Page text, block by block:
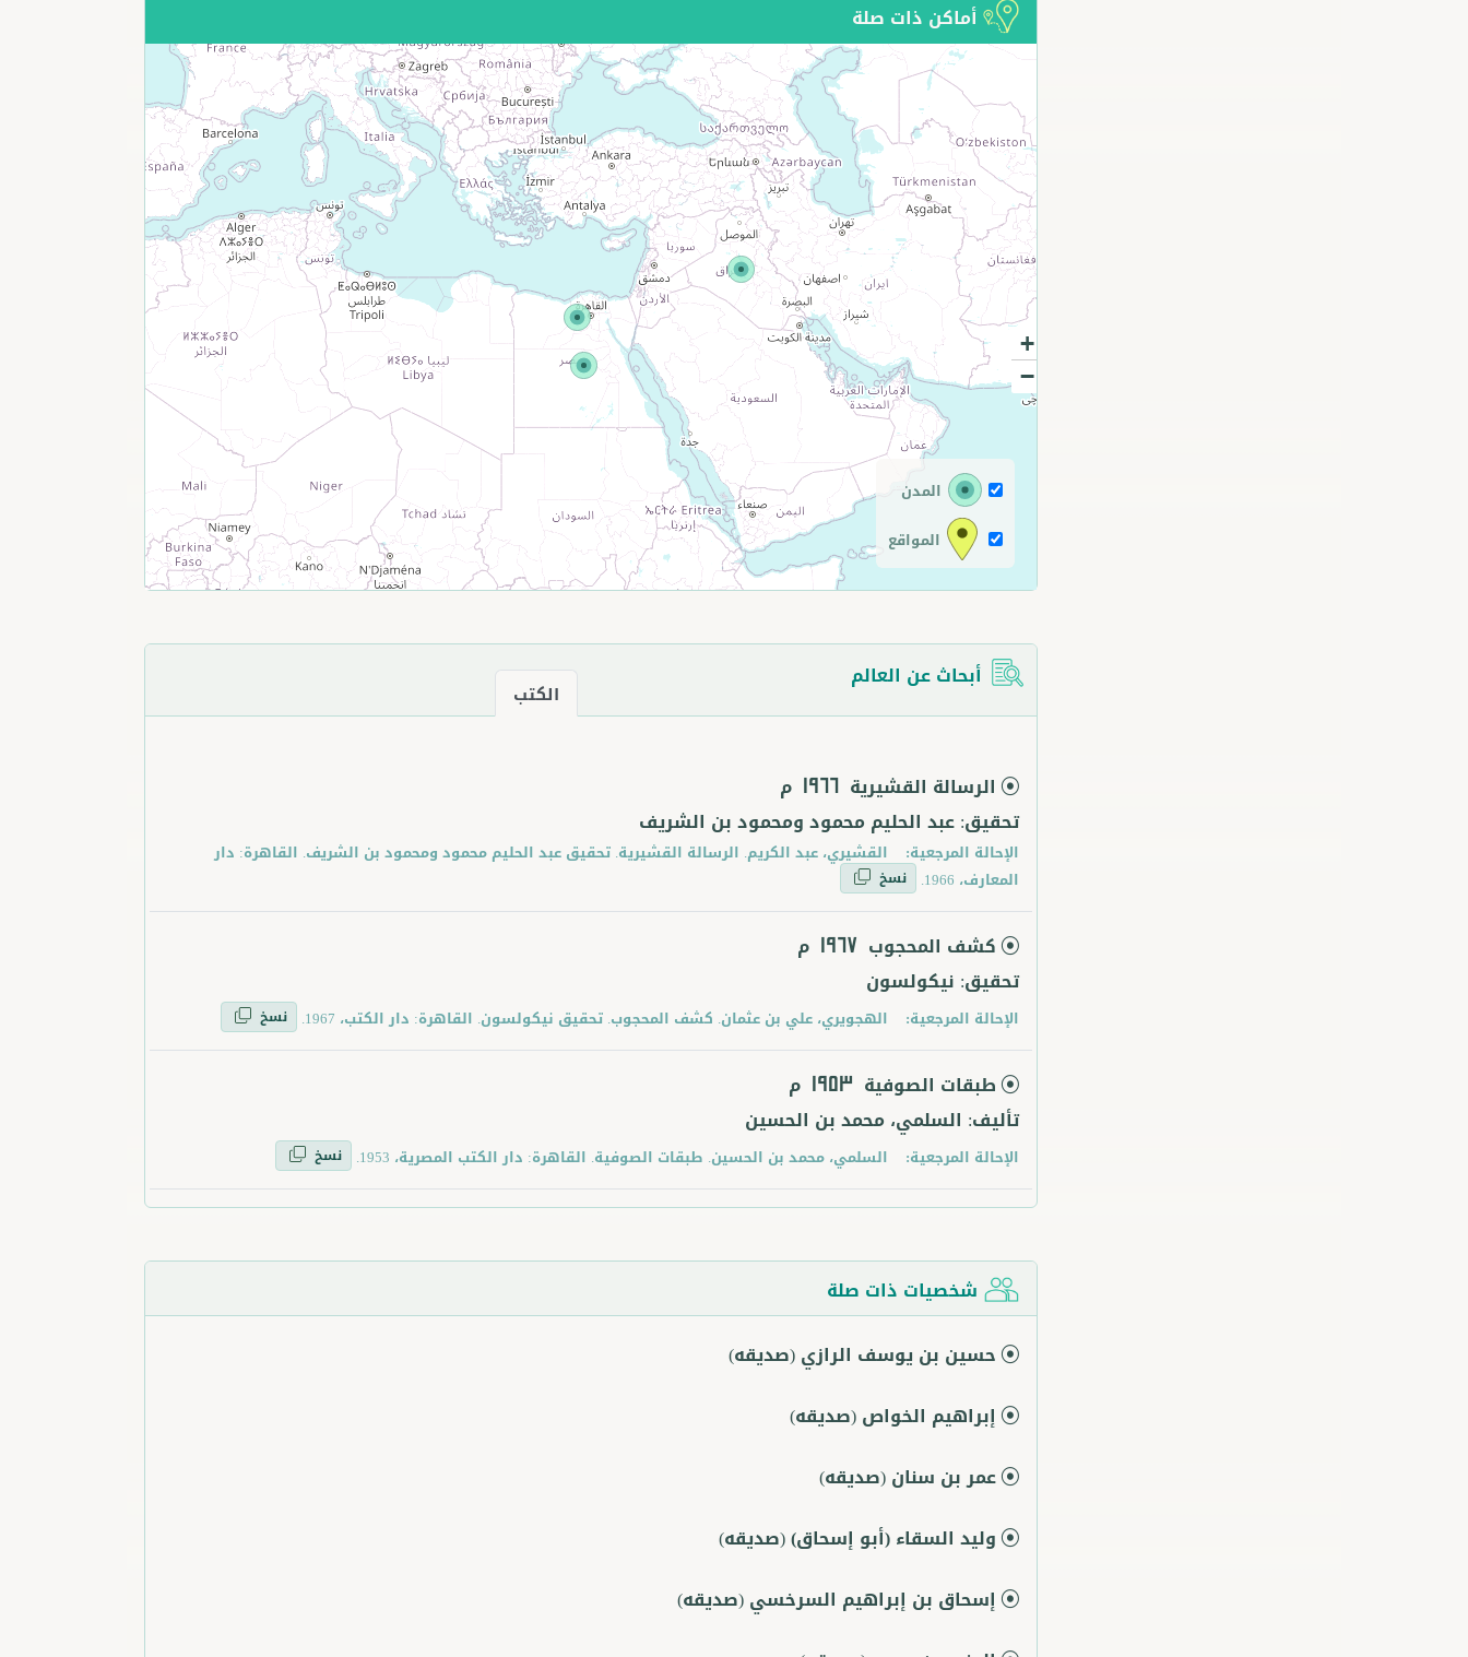
أماكن ذات صلة
+
−
المدن
المواقع
أبحاث عن العالم
الكتب
الرسالة القشيرية 1966 م
تحقيق: عبد الحليم محمود ومحمود بن الشريف
الإحالة المرجعية:
القشيري، عبد الكريم. الرسالة القشيرية. تحقيق عبد الحليم محمود ومحمود بن الشريف. القاهرة: دار
المعارف، 1966.
نسخ
كشف المحجوب 1967 م
تحقيق: نيكولسون
الإحالة المرجعية: الهجويري، علي بن عثمان. كشف المحجوب. تحقيق نيكولسون. القاهرة: دار الكتب، 1967. نسخ
طبقات الصوفية 1953 م
تأليف: السلمي، محمد بن الحسين
الإحالة المرجعية: السلمي، محمد بن الحسين. طبقات الصوفية. القاهرة: دار الكتب المصرية، 1953. نسخ
شخصيات ذات صلة
حسين بن يوسف الرازي(صديقه)
إبراهيم الخواص(صديقه)
عمر بن سنان(صديقه)
وليد السقاء (أبو إسحاق)(صديقه)
إسحاق بن إبراهيم السرخسي(صديقه)